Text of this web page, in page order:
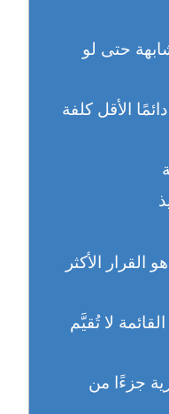
حتى لو
الأقل كلفة
الأكثر
لا تُقيَّم
جزءًا من